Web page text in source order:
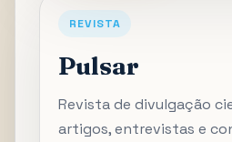
REVISTA
Pulsar
Revista de divulgação
artigos, entrevistas e